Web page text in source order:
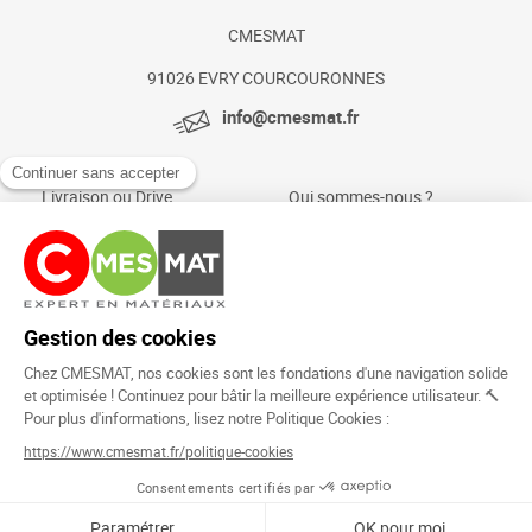
CMESMAT
91026 EVRY COURCOURONNES
info@cmesmat.fr
Livraison ou Drive
Paiement sécurisé
Foire aux questions
Qui sommes-nous ?
Rejoignez la
communauté !
Copyright © 2024.